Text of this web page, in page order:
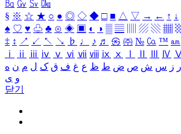
㏃ ㏉ ㏜ ㏆
§ ※ ☆ ★ ○ ● ◎ ◇ ◆ □ ■ △ ▽ → ← ↑ ↓
♠ ♡ ♥ ♧ ♣ ⊙ ◈ ▣ ◐ ◑ ▒ ▤ ▨ ▧ ▦
‡ ↕ ↗ ↙ ↖ ↘ ♭ ♩ ♪ ♬ ㉿ ㈜ № ㏇ ™ ㏂
ⅰ
ⅱ ⅲ ⅳ ⅴ ⅵ ⅶ ⅷ ⅸ ⅹ Ⅳ Ⅴ
ر ز س ش ص ض ط ظ ع غ ف ق ک ل م ن ه
و ی
닫기